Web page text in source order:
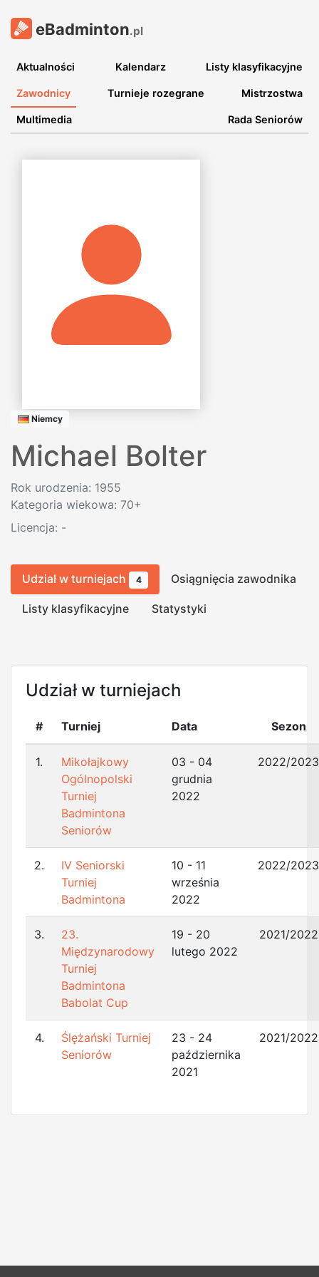
eBadminton.pl
Aktualności Kalendarz Listy klasyfikacyjne
Zawodnicy Turnieje rozegrane Mistrzostwa
Multimedia Rada Seniorów
Niemcy
Michael Bolter
Rok urodzenia: 1955
Kategoria wiekowa: 70+
Licencja: -
Udział w turniejach 4 Osiągnięcia zawodnika
Listy klasyfikacyjne Statystyki
Udział w turniejach
# Turniej Data Sezon
1.
Mikołajkowy
Ogólnopolski
Turniej
Badmintona
Seniorów
03 - 04
grudnia
2022
2022/2023
2.
IV Seniorski
Turniej
Badmintona
10 - 11
września
2022
2022/2023
3.
23.
Międzynarodowy
Turniej
Badmintona
Babolat Cup
19 - 20
lutego 2022
2021/2022
4.
Ślężański Turniej
Seniorów
23 - 24
października
2021
2021/2022